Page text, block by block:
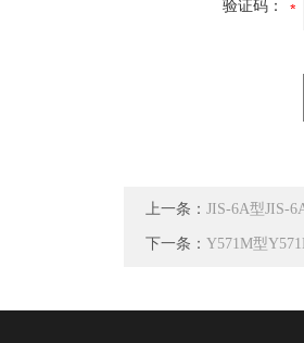
验证码：
上一条： JIS-6A型JIS-
下一条： Y571M型